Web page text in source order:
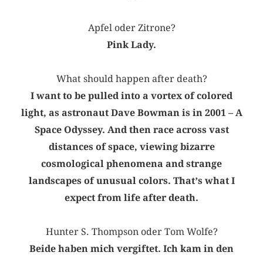
Apfel oder Zitrone?
Pink Lady.
What should happen after death?
I want to be pulled into a vortex of colored
light, as astronaut Dave Bowman is in 2001 – A
Space Odyssey. And then race across vast
distances of space, viewing bizarre
cosmological phenomena and strange
landscapes of unusual colors. Thatʼs what I
expect from life after death.
Hunter S. Thompson oder Tom Wolfe?
Beide haben mich vergiftet. Ich kam in den